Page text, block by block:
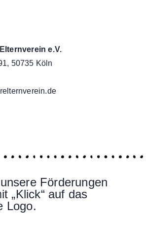
e.V.
50735 Köln
Förderungen
„Klick“ auf das
Logo.